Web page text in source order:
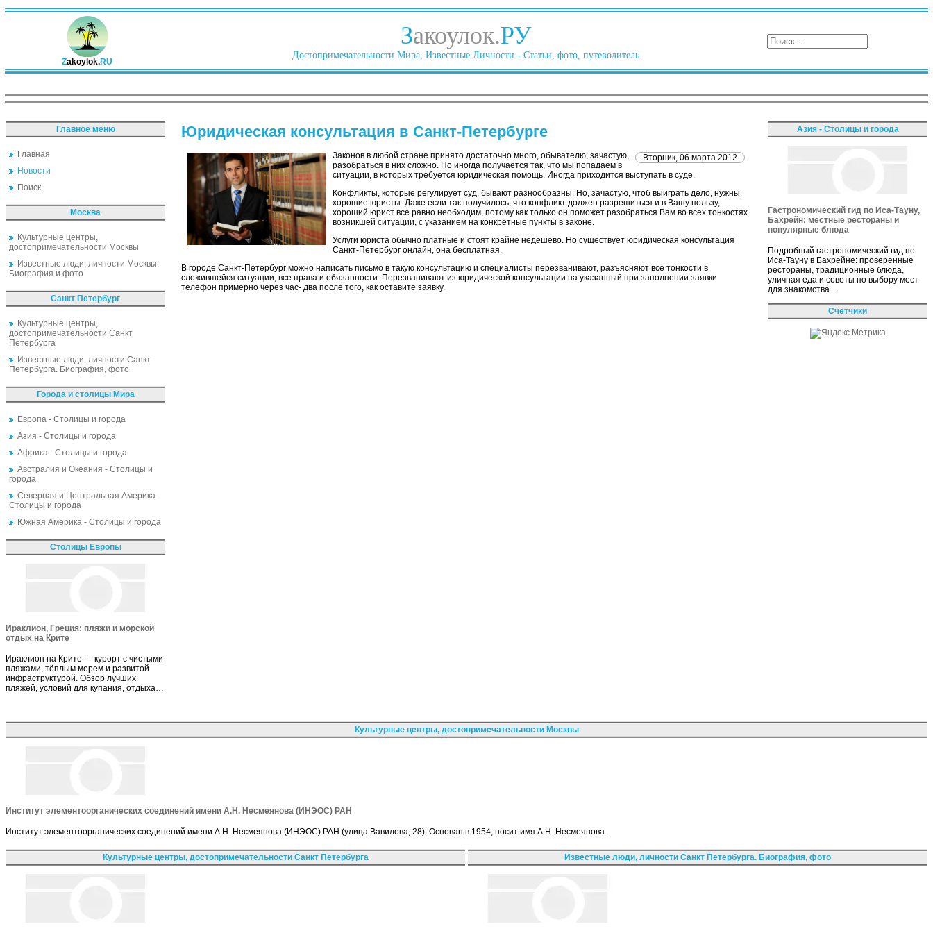
Zakoylok.RU
Закоулок.РУ
Достопримечательности Мира, Известные Личности - Статьи, фото, путеводитель
Главное меню
Главная
Новости
Поиск
Москва
Культурные центры,
достопримечательности Москвы
Известные люди, личности Москвы.
Биография и фото
Санкт Петербург
Культурные центры,
достопримечательности Санкт
Петербурга
Известные люди, личности Санкт
Петербурга. Биография, фото
Города и столицы Мира
Европа - Столицы и города
Азия - Столицы и города
Африка - Столицы и города
Австралия и Океания - Столицы и
города
Северная и Центральная Америка -
Столицы и города
Южная Америка - Столицы и города
Столицы Европы
Ираклион, Греция: пляжи и морской
отдых на Крите
Ираклион на Крите — курорт с чистыми
пляжами, тёплым морем и развитой
инфраструктурой. Обзор лучших
пляжей, условий для купания, отдыха…
Юридическая консультация в Санкт-Петербурге
Вторник, 06 марта 2012
Законов в любой стране принято достаточно много, обывателю, зачастую,
разобраться в них сложно. Но иногда получается так, что мы попадаем в
ситуации, в которых требуется юридическая помощь. Иногда приходится выступать в суде.
Конфликты, которые регулирует суд, бывают разнообразны. Но, зачастую, чтоб выиграть дело, нужны
хорошие юристы. Даже если так получилось, что конфликт должен разрешиться и в Вашу пользу,
хороший юрист все равно необходим, потому как только он поможет разобраться Вам во всех тонкостях
возникшей ситуации, с указанием на конкретные пункты в законе.
Услуги юриста обычно платные и стоят крайне недешево. Но существует юридическая консультация
Санкт-Петербург онлайн, она бесплатная.
В городе Санкт-Петербург можно написать письмо в такую консультацию и специалисты перезванивают, разъясняют все тонкости в
сложившейся ситуации, все права и обязанности. Перезванивают из юридической консультации на указанный при заполнении заявки
телефон примерно через час- два после того, как оставите заявку.
Азия - Столицы и города
Гастрономический гид по Иса-Тауну,
Бахрейн: местные рестораны и
популярные блюда
Подробный гастрономический гид по
Иса-Тауну в Бахрейне: проверенные
рестораны, традиционные блюда,
уличная еда и советы по выбору мест
для знакомства…
Счетчики
Культурные центры, достопримечательности Москвы
Институт элементоорганических соединений имени А.Н. Несмеянова (ИНЭОС) РАН
Институт элементоорганических соединений имени А.Н. Несмеянова (ИНЭОС) РАН (улица Вавилова, 28). Основан в 1954, носит имя А.Н. Несмеянова.
Культурные центры, достопримечательности Санкт Петербурга Известные люди, личности Санкт Петербурга. Биография, фото